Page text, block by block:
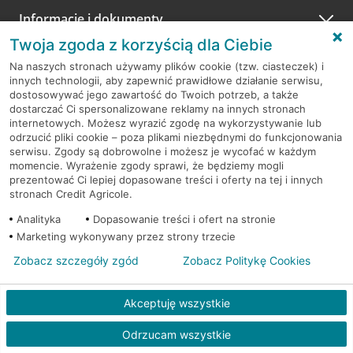
Zachęcamy do podzielenia się z nami opinią o wizycie.
Wystarczy przejść na stronęOceń wizytę, wyszukać
odwiedzoną placówkę i wypełnić formularz w ramach
platformy Profil Firmy w Google. Dziękujemy za wszystkie
opinie.
Przejdź do pytania
Informacje i dokumenty
Pobierz aplikację CA24 Mobile
RODO
Regulamin serwisu
Mapa serwisu
PolitykaCookies
Polityka prywatności
Twoja zgoda z korzyścią dla Ciebie
Na naszych stronach używamy plików cookie (tzw. ciasteczek) i
innych technologii, aby zapewnić prawidłowe działanie serwisu,
dostosowywać jego zawartość do Twoich potrzeb, a także
dostarczać Ci spersonalizowane reklamy na innych stronach
internetowych. Możesz wyrazić zgodę na wykorzystywanie lub
odrzucić pliki cookie – poza plikami niezbędnymi do funkcjonowania
serwisu. Zgody są dobrowolne i możesz je wycofać w każdym
momencie. Wyrażenie zgody sprawi, że będziemy mogli
prezentować Ci lepiej dopasowane treści i oferty na tej i innych
stronach Credit Agricole.
Analityka
Dopasowanie treści i ofert na stronie
Marketing wykonywany przez strony trzecie
Akceptuję wszystkie
Odrzucam wszystkie
Zobacz szczegóły zgód Zobacz Politykę Cookies